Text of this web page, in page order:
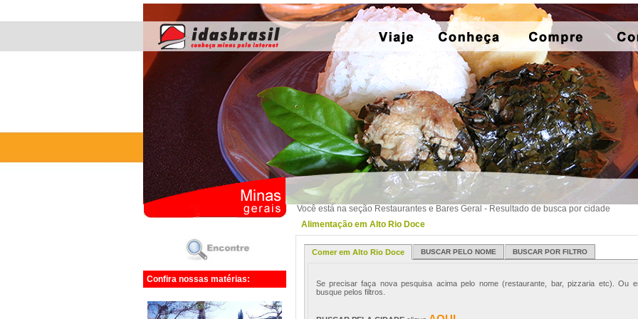
Confira nossas matérias:
Você está na seção Restaurantes e Bares Geral - Resultado de busca por cidade
Alimentação em Alto Rio Doce
Comer em Alto Rio Doce BUSCAR PELO NOME BUSCAR POR FILTRO
Se precisar faça nova pesquisa acima pelo nome (restaurante, bar, pizzaria etc). Ou
busque pelos filtros.